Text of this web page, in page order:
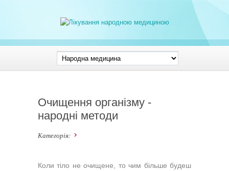
Очищення організму -
народні методи
Категорія:
Коли тіло не очищене, то чим більше будеш